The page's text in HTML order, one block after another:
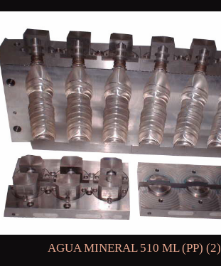
AGUA MINERAL 510 ML (PP) (2)